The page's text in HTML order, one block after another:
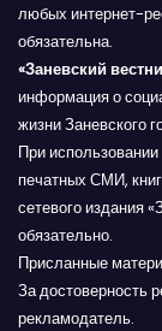
любых интернет-
обязательна.
«Заневский
информация о
жизни Заневского
При
печатных СМИ,
сетевого издания
обязательно.
Присланные
За достоверность
рекламодатель.